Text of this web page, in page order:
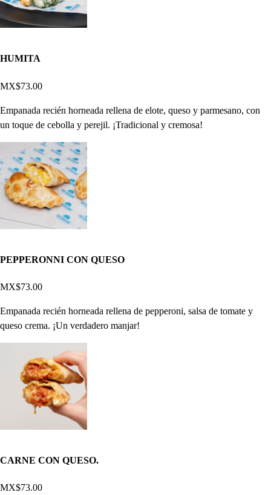
HUMITA
MX$73.00
Empanada recién horneada rellena de elote, queso y parmesano, con
un toque de cebolla y perejil. ¡Tradicional y cremosa!
PEPPERONNI CON QUESO
MX$73.00
Empanada recién horneada rellena de pepperoni, salsa de tomate y
queso crema. ¡Un verdadero manjar!
CARNE CON QUESO.
MX$73.00